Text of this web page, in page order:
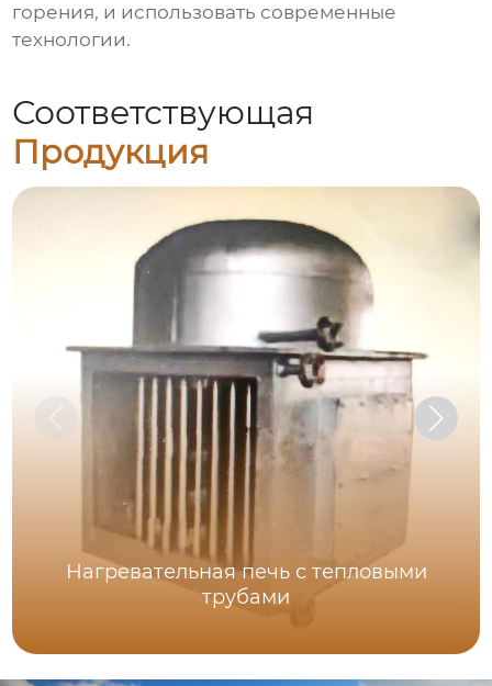
горения, и использовать современные
технологии.
Соответствующая
Продукция
Нагревательная печь с тепловыми
трубами